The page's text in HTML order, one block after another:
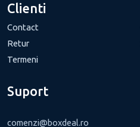
Clienti
Contact
Retur
Termeni
Suport
comenzi@boxdeal.ro